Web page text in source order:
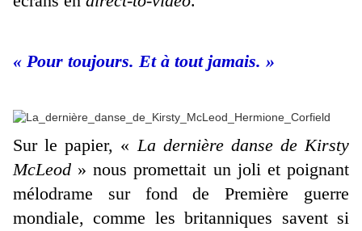
« Pour toujours. Et à tout jamais. »
Sur le papier, «La dernière danse de Kirsty
McLeod » nous promettait un joli et poignant
mélodrame sur fond de Première guerre
mondiale, comme les britanniques savent si